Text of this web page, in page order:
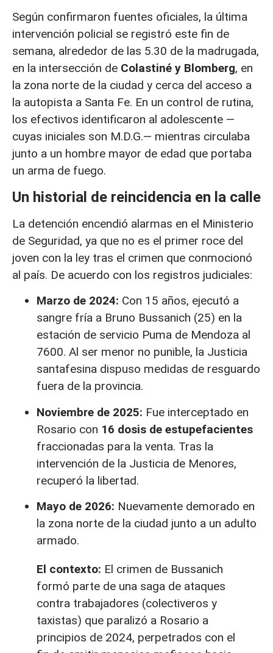
Según confirmaron fuentes oficiales, la última
intervención policial se registró este fin de
semana, alrededor de las 5.30 de la madrugada,
en la intersección de Colastiné y Blomberg, en
la zona norte de la ciudad y cerca del acceso a
la autopista a Santa Fe. En un control de rutina,
los efectivos identificaron al adolescente —
cuyas iniciales son M.D.G.— mientras circulaba
junto a un hombre mayor de edad que portaba
un arma de fuego.
Un historial de reincidencia en la calle
La detención encendió alarmas en el Ministerio
de Seguridad, ya que no es el primer roce del
joven con la ley tras el crimen que conmocionó
al país. De acuerdo con los registros judiciales:
Marzo de 2024: Con 15 años, ejecutó a
sangre fría a Bruno Bussanich (25) en la
estación de servicio Puma de Mendoza al
7600. Al ser menor no punible, la Justicia
santafesina dispuso medidas de resguardo
fuera de la provincia.
Noviembre de 2025: Fue interceptado en
Rosario con 16 dosis de estupefacientes
fraccionadas para la venta. Tras la
intervención de la Justicia de Menores,
recuperó la libertad.
Mayo de 2026: Nuevamente demorado en
la zona norte de la ciudad junto a un adulto
armado.
El contexto: El crimen de Bussanich
formó parte de una saga de ataques
contra trabajadores (colectiveros y
taxistas) que paralizó a Rosario a
principios de 2024, perpetrados con el